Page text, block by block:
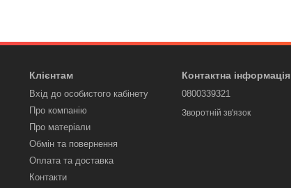
Клієнтам
Вхід до особистого кабінету
Про компанію
Про матеріали
Обмін та повернення
Оплата та доставка
Контакти
Контактна інформація
0800339321
Зворотній зв'язок